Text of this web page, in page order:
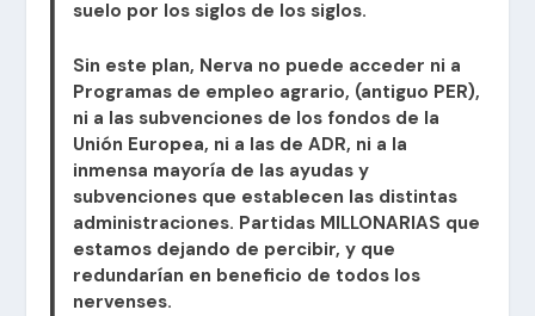
suelo por los siglos de los siglos.
​Sin este plan, Nerva no puede acceder ni a
Programas de empleo agrario, (antiguo PER),
ni a las subvenciones de los fondos de la
Unión Europea, ni a las de ADR, ni a la
inmensa mayoría de las ayudas y
subvenciones que establecen las distintas
administraciones. Partidas MILLONARIAS que
estamos dejando de percibir, y que
redundarían en beneficio de todos los
nervenses.